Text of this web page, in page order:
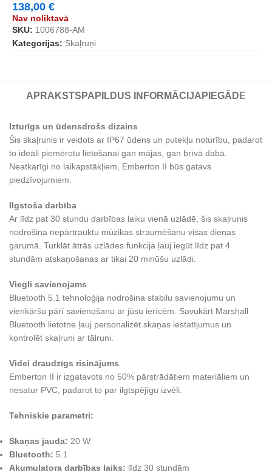
138,00 €
Nav noliktavā
SKU: 1006788-AM
Kategorijas: Skaļruņi
APRAKSTS PAPILDUS INFORMĀCIJA PIEGĀDE
Izturīgs un ūdensdrošs dizains
Šis skaļrunis ir veidots ar IP67 ūdens un putekļu noturību, padarot
to ideāli piemērotu lietošanai gan mājās, gan brīvā dabā.
Neatkarīgi no laikapstākļiem, Emberton II būs gatavs
piedzīvojumiem.
Ilgstoša darbība
Ar līdz pat 30 stundu darbības laiku vienā uzlādē, šis skaļrunis
nodrošina nepārtrauktu mūzikas straumēšanu visas dienas
garumā. Turklāt ātrās uzlādes funkcija ļauj iegūt līdz pat 4
stundām atskaņošanas ar tikai 20 minūšu uzlādi.
Viegli savienojams
Bluetooth 5.1 tehnoloģija nodrošina stabilu savienojumu un
vienkāršu pārī savienošanu ar jūsu ierīcēm. Savukārt Marshall
Bluetooth lietotne ļauj personalizēt skaņas iestatījumus un
kontrolēt skaļruni ar tālruni.
Videi draudzīgs risinājums
Emberton II ir izgatavots no 50% pārstrādātiem materiāliem un
nesatur PVC, padarot to par ilgtspējīgu izvēli.
Tehniskie parametri:
Skaņas jauda: 20 W
Bluetooth: 5.1
Akumulatora darbības laiks: līdz 30 stundām